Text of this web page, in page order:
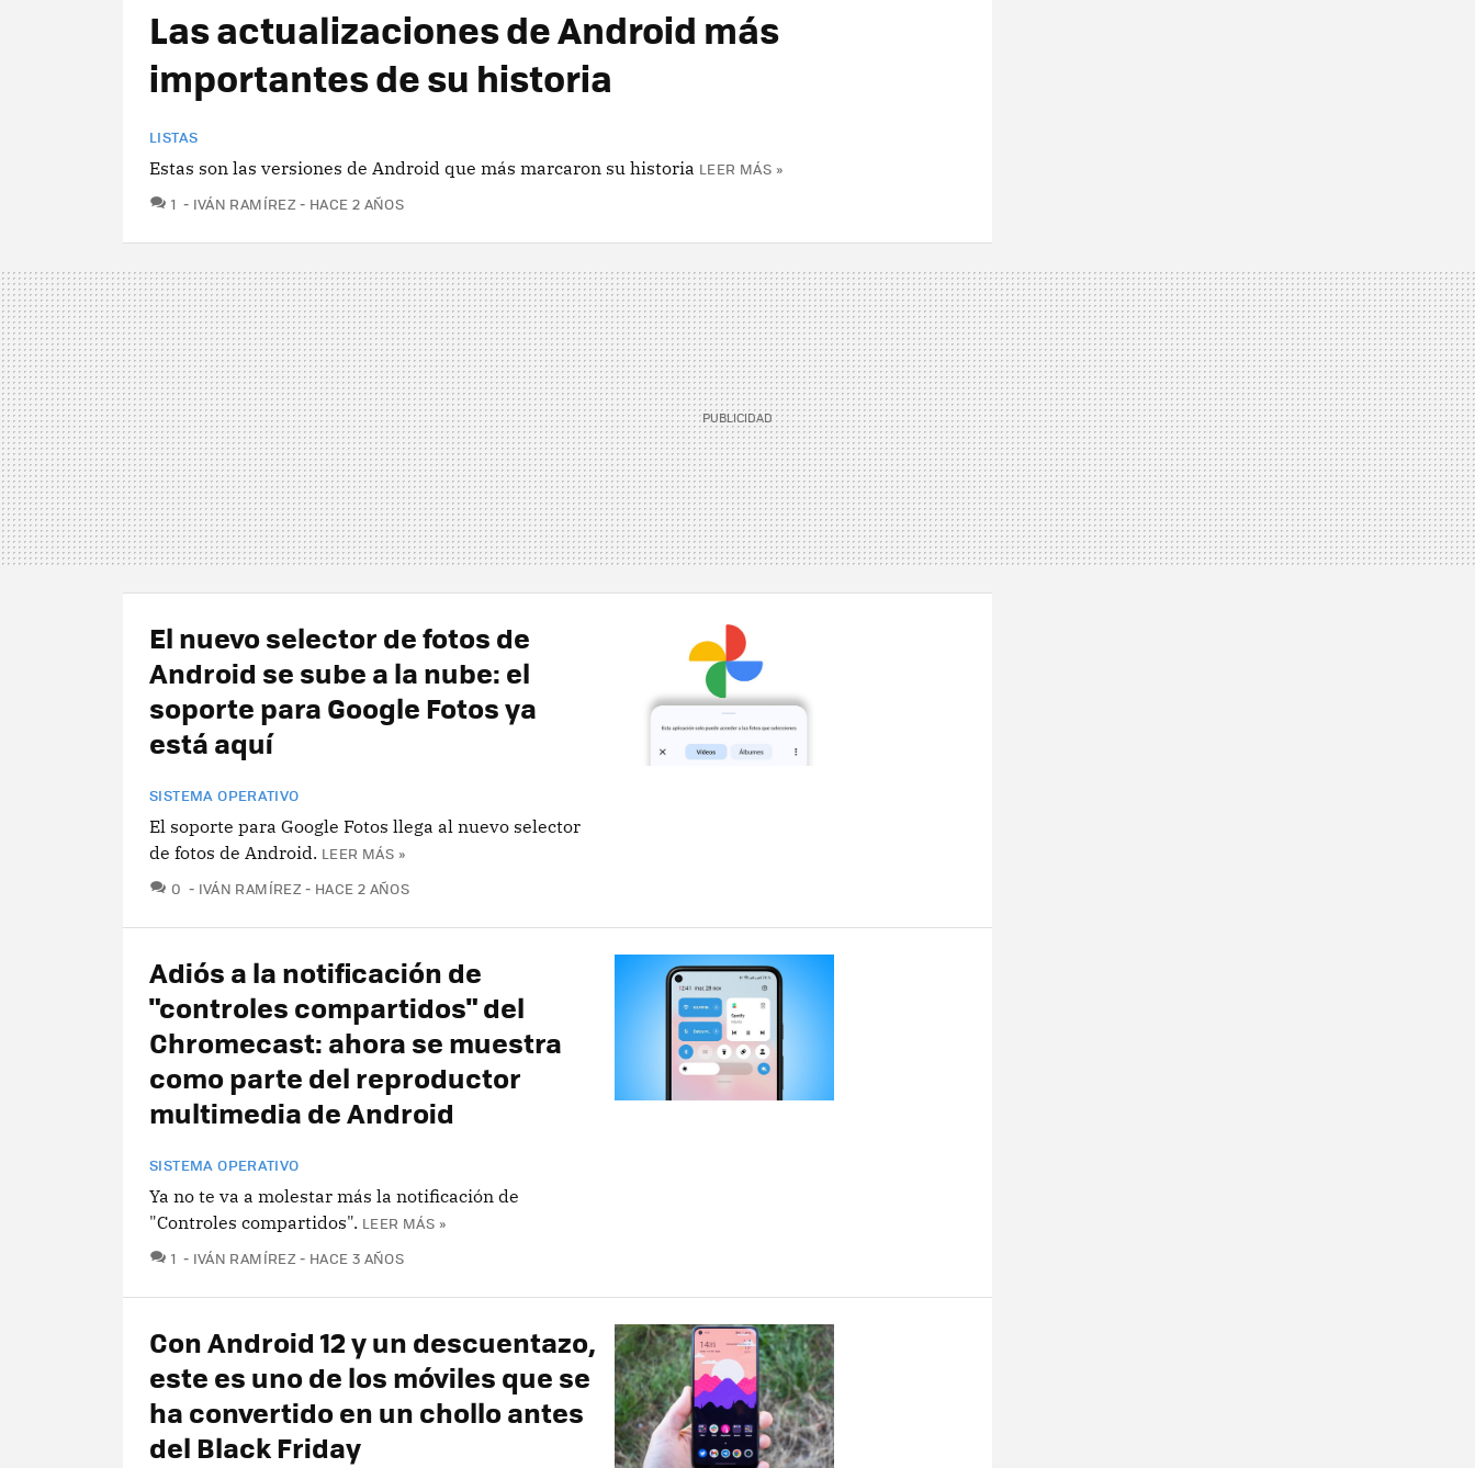
Las actualizaciones de Android más
importantes de su historia
LISTAS
Estas son las versiones de Android que más marcaron su historia LEER MÁS »
1 COMENTARIOS
IVÁN RAMÍREZ HACE 2 AÑOS
El nuevo selector de fotos de
Android se sube a la nube: el
soporte para Google Fotos ya
está aquí
SISTEMA OPERATIVO
El soporte para Google Fotos llega al nuevo selector
de fotos de Android. LEER MÁS »
0 COMENTARIOS
IVÁN RAMÍREZ HACE 2 AÑOS
Adiós a la notificación de
"controles compartidos" del
Chromecast: ahora se muestra
como parte del reproductor
multimedia de Android
SISTEMA OPERATIVO
Ya no te va a molestar más la notificación de
"Controles compartidos". LEER MÁS »
1 COMENTARIOS
IVÁN RAMÍREZ HACE 3 AÑOS
Con Android 12 y un descuentazo,
este es uno de los móviles que se
ha convertido en un chollo antes
del Black Friday